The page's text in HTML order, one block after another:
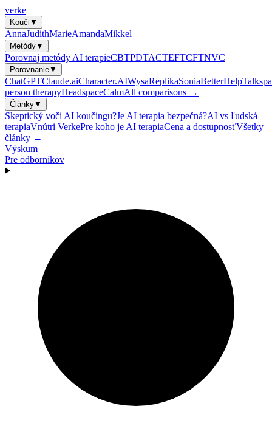
verke
Kouči ▼
AnnaJudithMarieAmandaMikkel
Metódy▼
Porovnaj metódy AI terapieCBTPDTACTEFTCFTNVC
Porovnanie▼
ChatGPTClaude.aiCharacter.AIWysaReplikaSoniaBetterHelp
person therapyHeadspaceCalmAll comparisons →
Články▼
Skeptický voči AI koučingu?Je AI terapia bezpečná?AI vs ľudská
terapiaVnútri VerkePre koho je AI terapiaCena a dostupnosťVšetky
články →
Výskum
Pre odborníkov